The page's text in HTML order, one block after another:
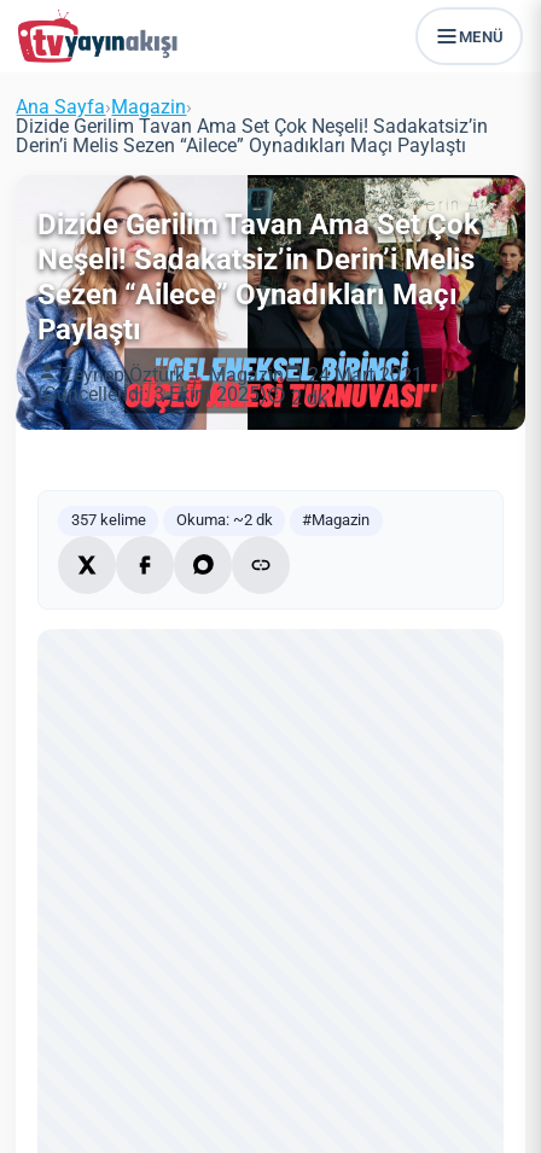
MENÜ
Ana Sayfa›Magazin›
Dizide Gerilim Tavan Ama Set Çok Neşeli! Sadakatsiz’in
Derin’i Melis Sezen “Ailece” Oynadıkları Maçı Paylaştı
Dizide Gerilim Tavan Ama Set Çok
Neşeli! Sadakatsiz’in Derin’i Melis
Sezen “Ailece” Oynadıkları Maçı
Paylaştı
Zeynep Öztürk Magazin
24 Mart 2021
(Güncellendi: 3 Ekim 2025)
2 dk
357 kelime Okuma: ~2 dk #Magazin